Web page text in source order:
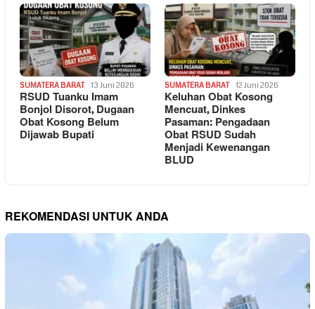
SUMATERA BARAT 13 Juni 2026
RSUD Tuanku Imam
Bonjol Disorot, Dugaan
Obat Kosong Belum
Dijawab Bupati
SUMATERA BARAT 12 Juni 2026
Keluhan Obat Kosong
Mencuat, Dinkes
Pasaman: Pengadaan
Obat RSUD Sudah
Menjadi Kewenangan
BLUD
REKOMENDASI UNTUK ANDA